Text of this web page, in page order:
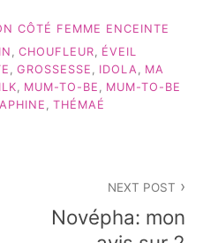
CÔTÉ FEMME ENCEINTE
, CHOUFLEUR, ÉVEIL
, GROSSESSE , IDOLA, MA
, MUM-TO-BE , MUM-TO-BE
, THÉMAÉ
NEXT POST
Novépha: mon